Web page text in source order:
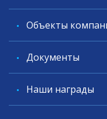
Объекты
Документы
Наши награды